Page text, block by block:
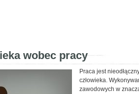
wobec pracy
Praca jest
człowieka.
zawodowych w